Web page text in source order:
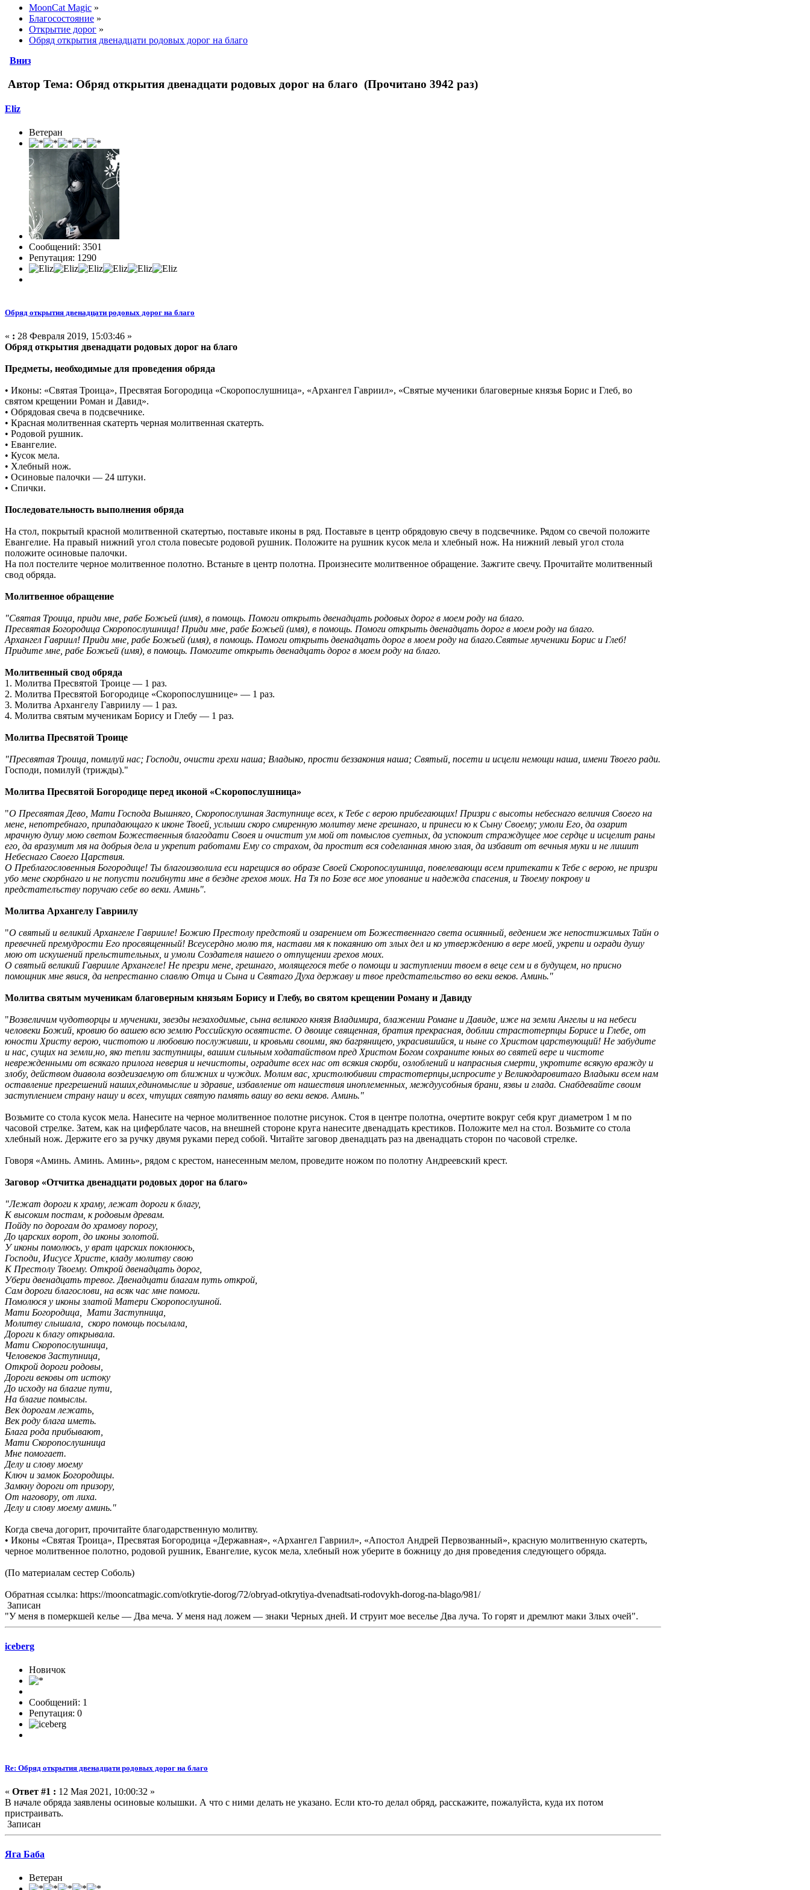
MoonCat Magic »
Благосостояние »
Открытие дорог »
Обряд открытия двенадцати родовых дорог на благо
Вниз
Автор Тема: Обряд открытия двенадцати родовых дорог на благо (Прочитано 3942 раз)
Eliz
Ветеран
Сообщений: 3501
Репутация: 1290
Обряд открытия двенадцати родовых дорог на благо
« : 28 Февраля 2019, 15:03:46 »
Обряд открытия двенадцати родовых дорог на благо
Предметы, необходимые для проведения обряда
• Иконы: «Святая Троица», Пресвятая Богородица «Скоропослушница», «Архангел Гавриил», «Святые мученики благоверные князья Борис и Глеб, во
святом крещении Роман и Давид».
• Обрядовая свеча в подсвечнике.
• Красная молитвенная скатерть черная молитвенная скатерть.
• Родовой рушник.
• Евангелие.
• Кусок мела.
• Хлебный нож.
• Осиновые палочки — 24 штуки.
• Спички.
Последовательность выполнения обряда
На стол, покрытый красной молитвенной скатертью, поставьте иконы в ряд. Поставьте в центр обрядовую свечу в подсвечнике. Рядом со свечой положите
Евангелие. На правый нижний угол стола повесьте родовой рушник. Положите на рушник кусок мела и хлебный нож. На нижний левый угол стола
положите осиновые палочки.
На пол постелите черное молитвенное полотно. Встаньте в центр полотна. Произнесите молитвенное обращение. Зажгите свечу. Прочитайте молитвенный
свод обряда.
Молитвенное обращение
"Святая Троица, приди мне, рабе Божьей (имя), в помощь. Помоги открыть двенадцать родовых дорог в моем роду на благо.
Пресвятая Богородица Скоропослушница! Приди мне, рабе Божьей (имя), в помощь. Помоги открыть двенадцать дорог в моем роду на благо.
Архангел Гавриил! Приди мне, рабе Божьей (имя), в помощь. Помоги открыть двенадцать дорог вмоем роду на благо.Святые мученики Борис и Глеб!
Придите мне, рабе Божьей (имя), в помощь. Помогите открыть двенадцать дорог в моем роду на благо.
Молитвенный свод обряда
1. Молитва Пресвятой Троице — 1 раз.
2. Молитва Пресвятой Богородице «Скоропослушнице» — 1 раз.
3. Молитва Архангелу Гавриилу — 1 раз.
4. Молитва святым мученикам Борису и Глебу — 1 раз.
Молитва Пресвятой Троице
"Пресвятая Троица, помилуй нас; Господи, очисти грехи наша; Владыко, прости беззакония наша; Святый, посети и исцели немощи наша, имени Твоего ради.
Господи, помилуй (трижды)."
Молитва Пресвятой Богородице перед иконой «Скоропослушница»
"О Пресвятая Дево, Мати Господа Вышняго, Скоропослушная Заступнице всех, к Тебе с верою прибегающих! Призри с высоты небеснаго величия Своего на
мене, непотребнаго, припадающаго к иконе Твоей, услыши скоро смиренную молитвумене грешнаго, и принеси ю к Сыну Своему; умоли Его, да озарит
мрачную душу мою светом Божественныя благодати Своея и очистит ум мой от помыслов суетных, да успокоит страждущее мое сердце и исцелит раны
его, да вразумит мя на добрыя дела и укрепит работами Ему со страхом, да простит вся соделанная мною злая, да избавит от вечныя муки и не лишит
Небеснаго Своего Царствия.
О Преблагословенныя Богородице! Ты благоизволила ecu нарещися во образе Своей Скоропослушница, повелевающи всем притекати к Тебе с верою, не призри
убо мене скорбнаго и не попусти погибнути мне в бездне грехов моих. На Тя по Бозе все мое упование и надежда спасения, и Твоему покрову и
предстателъству поручаю себе во веки. Аминь".
Молитва Архангелу Гавриилу
"О святый и великий Архангеле Гаврииле! Божию Престолу предстояй и озарением от Божественнаго света осиянный, ведением же непостижимых Тайн о
превечней премудрости Его просвященный! Всеусердно молю тя, настави мя к покаянию от злых дел и ко утверждению в вере моей, укрепи и огради душу
мою от искушений прельстительных, и умоли Создателя нашего о отпущении грехов моих.
О святый великий Гаврииле Архангеле! Не презри мене, грешнаго, молящегося тебе о помощи и заступлении твоем в веце сем и в будущем, но присно
помощник мне явися, да непрестанно славлю Отца и Сына и Святаго Духа державу и твое предстательство во веки веков. Аминь."
Молитва святым мученикам благоверным князьям Борису и Глебу, во святом крещении Роману и Давиду
"Возвеличим чудотворцы и мученики, звезды незаходимые, сына великого князя Владимира, блажении Романе и Давиде, иже на земли Ангелы и на небеси
человеки Божий, кровию бо вашею всю землю Российскую освятисте. О двоице священная, братия прекрасная, доблии страстотерпцы Борисе и Глебе, от
юности Христу верою, чистотою и любовию послуживши, и кровьми своими, яко багряницею, украсившийся, и ныне со Христом царствующий! Не забудите
и нас, сущих на земли,но, яко тепли заступницы, вашим сильным ходатайством пред Христом Богом сохраните юных во святей вере и чистоте
неврежденными от всякаго прилога неверия и нечистоты, оградите всех нас от всякия скорби, озлоблений и напрасныя смерти, укротите всякую вражду и
злобу, действом диавола воздеизаемую от ближних и чуждих. Молим вас, христолюбивии страстотерпцы,испросите у Великодаровитаго Владыки всем нам
оставление прегрешений наших,единомыслие и здравие, избавление от нашествия иноплеменных, междуусобныя брани, язвы и глада. Снабдевайте своим
заступлением страну нашу и всех, чтущих святую память вашу во веки веков. Аминь."
Возьмите со стола кусок мела. Нанесите на черное молитвенное полотне рисунок. Стоя в центре полотна, очертите вокруг себя круг диаметром 1 м по
часовой стрелке. Затем, как на циферблате часов, на внешней стороне круга нанесите двенадцать крестиков. Положите мел на стол. Возьмите со стола
хлебный нож. Держите его за ручку двумя руками перед собой. Читайте заговор двенадцать раз на двенадцать сторон по часовой стрелке.
Говоря «Аминь. Аминь. Аминь», рядом с крестом, нанесенным мелом, проведите ножом по полотну Андреевский крест.
Заговор «Отчитка двенадцати родовых дорог на благо»
"Лежат дороги к храму,лежат дороги к благу,
К высоким постам, кродовым древам.
Пойду по дорогам до храмову порогу,
До царских ворот, до иконы золотой.
У иконы помолюсь, у врат царских поклонюсь,
Господи, Иисусе Христе, кладу молитву свою
К Престолу Твоему. Открой двенадцать дорог,
Убери двенадцать тревог. Двенадцати благам путь открой,
Сам дороги благослови, на всяк час мне помоги.
Помолюся у иконы златой Матери Скоропослушной.
Мати Богородица, Мати Заступница,
Молитву слышала, скоро помощь посылала,
Дороги к благу открывала.
Мати Скоропослушница,
Человеков Заступница,
Открой дороги родовы,
Дороги вековы от истоку
До исходу на благие пути,
На благие помыслы.
Век дорогам лежать,
Век роду блага иметь.
Блага рода прибывают,
Мати Скоропослушница
Мне помогает.
Делу и слову моему
Ключ и замок Богородицы.
Замкну дороги от призору,
От наговору, от лиха.
Делу и слову моему аминь."
Когда свеча догорит, прочитайте благодарственную молитву.
• Иконы «Святая Троица», Пресвятая Богородица «Державная», «Архангел Гавриил», «Апостол Андрей Первозванный», красную молитвенную скатерть,
черное молитвенное полотно, родовой рушник, Евангелие, кусок мела, хлебный нож уберите в божницу до дня проведения следующего обряда.
(По материалам сестер Соболь)
Обратная ссылка: https://mooncatmagic.com/otkrytie-dorog/72/obryad-otkrytiya-dvenadtsati-rodovykh-dorog-na-blago/981/
Записан
"У меня в померкшей келье — Два меча. У меня над ложем — знаки Черных дней. И струит мое веселье Два луча. То горят и дремлют маки Злых очей".
iceberg
Новичок
Сообщений: 1
Репутация: 0
Re: Обряд открытия двенадцати родовых дорог на благо
« Ответ #1 : 12 Мая 2021, 10:00:32 »
В начале обряда заявлены осиновые колышки. А что с ними делать не указано. Если кто-то делал обряд, расскажите, пожалуйста, куда их потом
пристраивать.
Записан
Яга Баба
Ветеран